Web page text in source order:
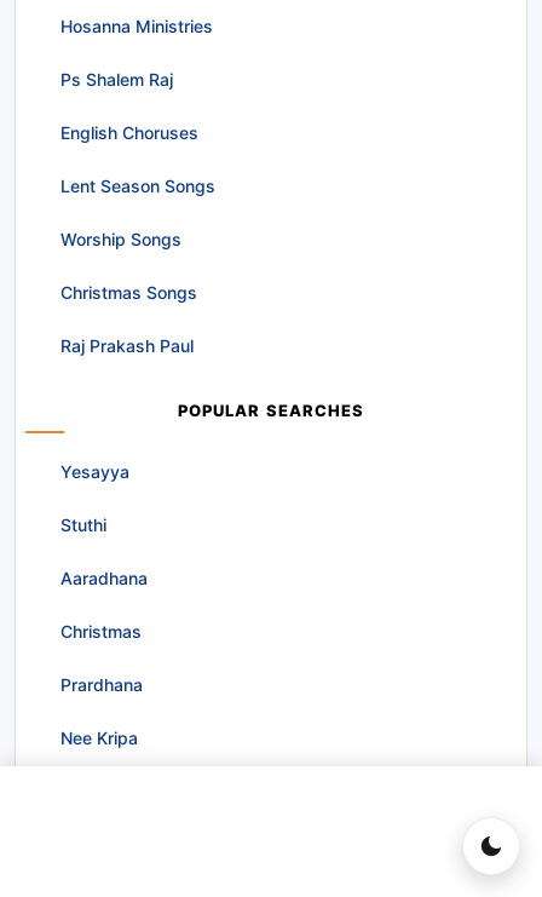
Hosanna Ministries
Ps Shalem Raj
English Choruses
Lent Season Songs
Worship Songs
Christmas Songs
Raj Prakash Paul
POPULAR SEARCHES
Yesayya
Stuthi
Aaradhana
Christmas
Prardhana
Nee Kripa